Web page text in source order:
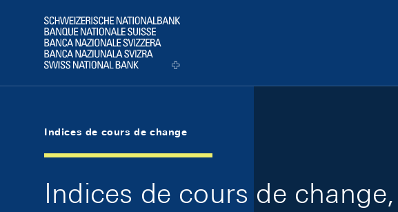
Logo
Indices de cours de change
Indices de cours de